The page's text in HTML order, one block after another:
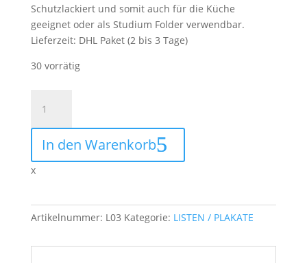
Schutzlackiert und somit auch für die Küche
geeignet oder als Studium Folder verwendbar.
Lieferzeit: DHL Paket (2 bis 3 Tage)
30 vorrätig
"Kochen
nach
den
5
Wandlungsphasen"
In den Warenkorb
x
Artikelnummer: L03 Kategorie: LISTEN / PLAKATE